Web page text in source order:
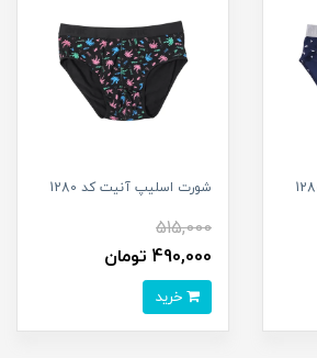
شورت اسلیپ آنیت کد 1280
515,000
490,000 تومان